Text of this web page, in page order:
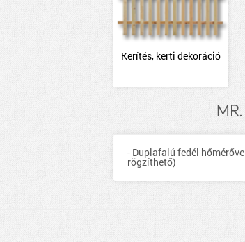
Kerítés, kerti dekoráció
- Duplafalú fedél
rögzíthető)